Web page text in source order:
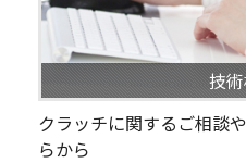
技
クラッチに関するご相談
らから